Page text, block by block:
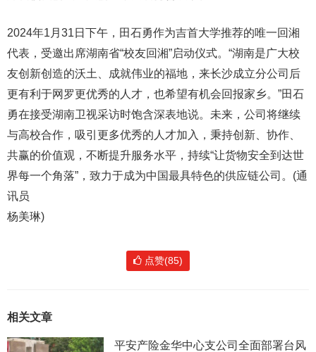
2024年1月31日下午，田石勇作为吉首大学推荐的唯一回湘
代表，受邀出席湖南省“校友回湘”启动仪式。“湖南是广大校
友创新创造的沃土、成就伟业的福地，来长沙成立分公司后
更有利于网罗更优秀的人才，也希望有机会回报家乡。”田石
勇在接受湖南卫视采访时饱含深表地说。未来，公司将继续
与高校合作，吸引更多优秀的人才加入，秉持创新、协作、
共赢的价值观，不断提升服务水平，持续“让货物安全到达世
界每一个角落”，致力于成为中国最具特色的供应链公司。(通
讯员
杨美琳)
点赞(85)
相关文章
平安产险金华中心支公司全面部署台风